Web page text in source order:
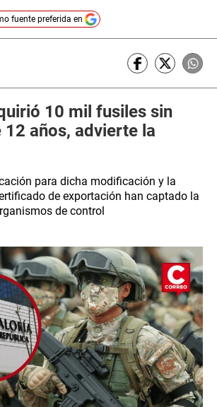
fuente preferida en
10 mil fusiles sin
años, advierte la
para dicha modificación y la
de exportación han captado la
de control